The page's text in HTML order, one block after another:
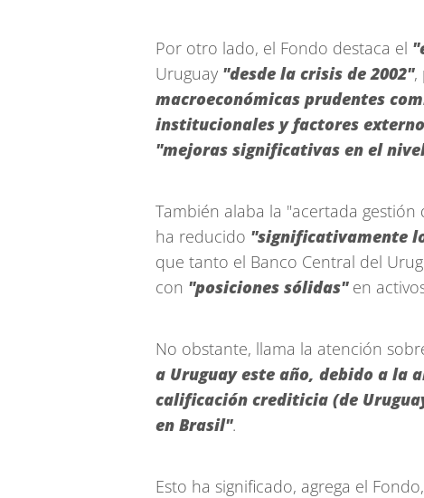
Por otro lado, el Fondo destaca el
Uruguay "desde la crisis de 2002",
macroeconómicas prudentes
institucionales y factores
"mejoras significativas en el
También alaba la "acertada
ha reducido "significativamente
que tanto el Banco Central del
con "posiciones sólidas"en
No obstante, llama la atención
a Uruguay este año, debido a la
calificación crediticia (de
en Brasil".
Esto ha significado, agrega el Fondo,